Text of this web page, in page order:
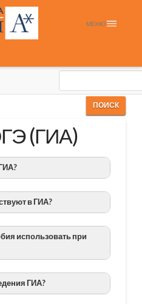
МЕНЮ
(ГИА)
в ГИА?
использовать при
ГИА?